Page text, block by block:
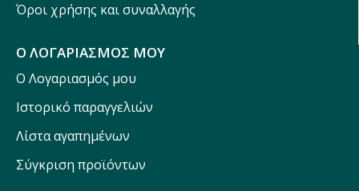
Όροι χρήσης και συναλλαγής
Ο ΛΟΓΑΡΙΑΣΜΟΣ ΜΟΥ
Ο Λογαριασμός μου
Ιστορικό παραγγελιών
Λίστα αγαπημένων
Σύγκριση προϊόντων